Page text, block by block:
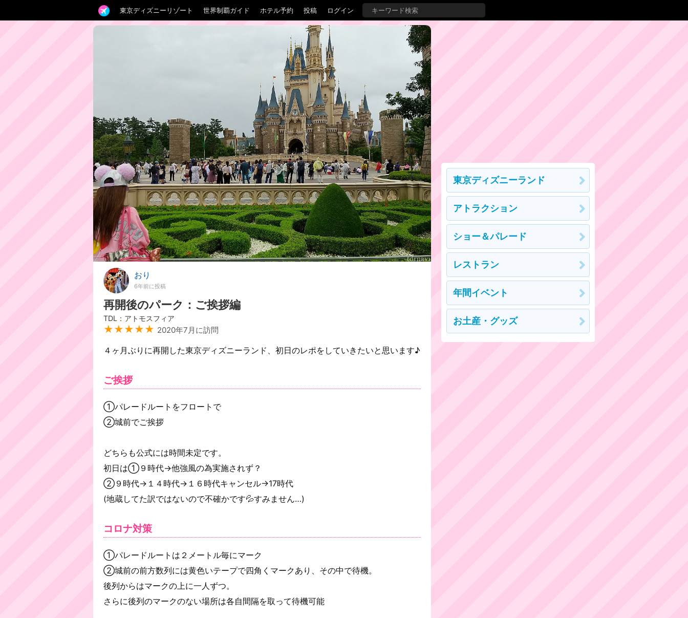
東京ディズニーリゾート 世界制覇ガイド ホテル予約 投稿 ログイン
おり
6年前に投稿
再開後のパーク：ご挨拶編
TDL：アトモスフィア
★★★★★ 2020年7月に訪問
４ヶ月ぶりに再開した東京ディズニーランド、初日のレポをしていきたいと思います♪
ご挨拶
①パレードルートをフロートで
②城前でご挨拶
どちらも公式には時間未定です。
初日は①９時代→他強風の為実施されず？
②９時代→１４時代→１６時代キャンセル→17時代
(地蔵してた訳ではないので不確かです💦すみません…)
コロナ対策
①パレードルートは２メートル毎にマーク
②城前の前方数列には黄色いテープで四角くマークあり、その中で待機。
後列からはマークの上に一人ずつ。
さらに後列のマークのない場所は各自間隔を取って待機可能
東京ディズニーランド
アトラクション
ショー＆パレード
レストラン
年間イベント
お土産・グッズ